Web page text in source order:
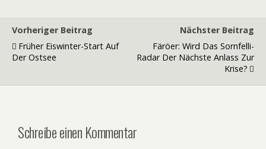
Vorheriger Beitrag
Früher Eiswinter-Start Auf
Der Ostsee
Nächster Beitrag
Färöer: Wird Das Sornfelli-
Radar Der Nächste Anlass Zur
Krise?
Schreibe einen Kommentar